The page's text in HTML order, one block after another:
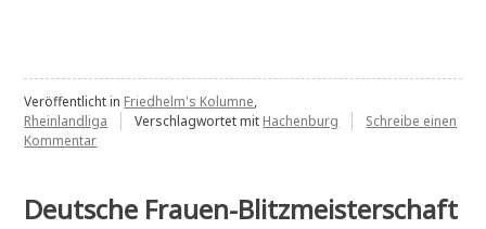
Veröffentlicht in Friedhelm's Kolumne,
Rheinlandliga
Verschlagwortet mit Hachenburg
Schreibe einen
Kommentarzu
der
Presse:
Deutsche Frauen-Blitzmeisterschaft